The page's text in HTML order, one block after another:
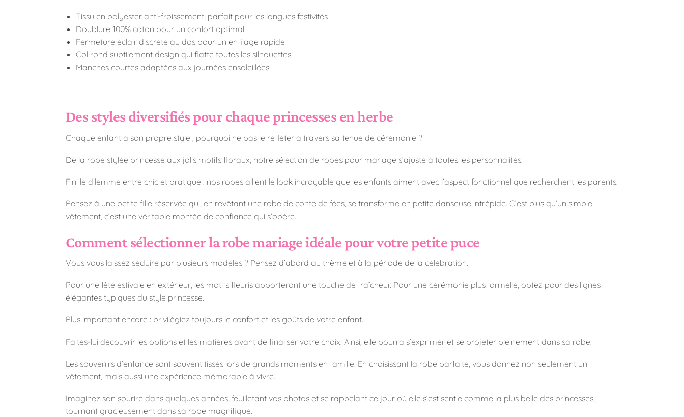
Tissu en polyester anti-froissement, parfait pour les longues festivités
Doublure 100% coton pour un confort optimal
Fermeture éclair discrète au dos pour un enfilage rapide
Col rond subtilement design qui flatte toutes les silhouettes
Manches courtes adaptées aux journées ensoleillées
Des styles diversifiés pour chaque princesses en herbe
Chaque enfant a son propre style ; pourquoi ne pas le refléter à travers sa tenue de cérémonie ?
De la robe stylée princesse aux jolis motifs floraux, notre sélection de robes pour mariage s’ajuste à toutes les personnalités.
Fini le dilemme entre chic et pratique : nos robes allient le look incroyable que les enfants aiment avec l’aspect fonctionnel que recherchent les parents.
Pensez à une petite fille réservée qui, en revêtant une robe de conte de fées, se transforme en petite danseuse intrépide. C’est plus qu’un simple
vêtement, c’est une véritable montée de confiance qui s’opère.
Comment sélectionner la robe mariage idéale pour votre petite puce
Vous vous laissez séduire par plusieurs modèles ? Pensez d’abord au thème et à la période de la célébration.
Pour une fête estivale en extérieur, les motifs fleuris apporteront une touche de fraîcheur. Pour une cérémonie plus formelle, optez pour des lignes
élégantes typiques du style princesse.
Plus important encore : privilégiez toujours le confort et les goûts de votre enfant.
Faites-lui découvrir les options et les matières avant de finaliser votre choix. Ainsi, elle pourra s’exprimer et se projeter pleinement dans sa robe.
Les souvenirs d’enfance sont souvent tissés lors de grands moments en famille. En choisissant la robe parfaite, vous donnez non seulement un
vêtement, mais aussi une expérience mémorable à vivre.
Imaginez son sourire dans quelques années, feuilletant vos photos et se rappelant ce jour où elle s’est sentie comme la plus belle des princesses,
tournant gracieusement dans sa robe magnifique.